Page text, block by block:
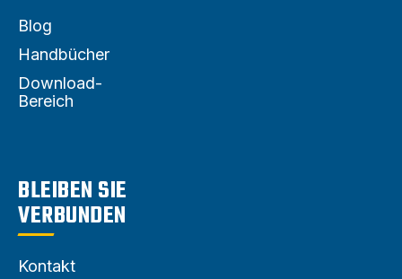
RESSOURCEN
Handbücher
BLEIBEN SIE
VERBUNDEN